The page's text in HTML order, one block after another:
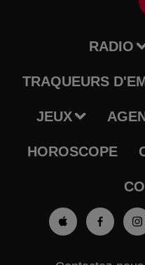
RADIO
TRAQUEURS
JEUX
HOROSCOPE